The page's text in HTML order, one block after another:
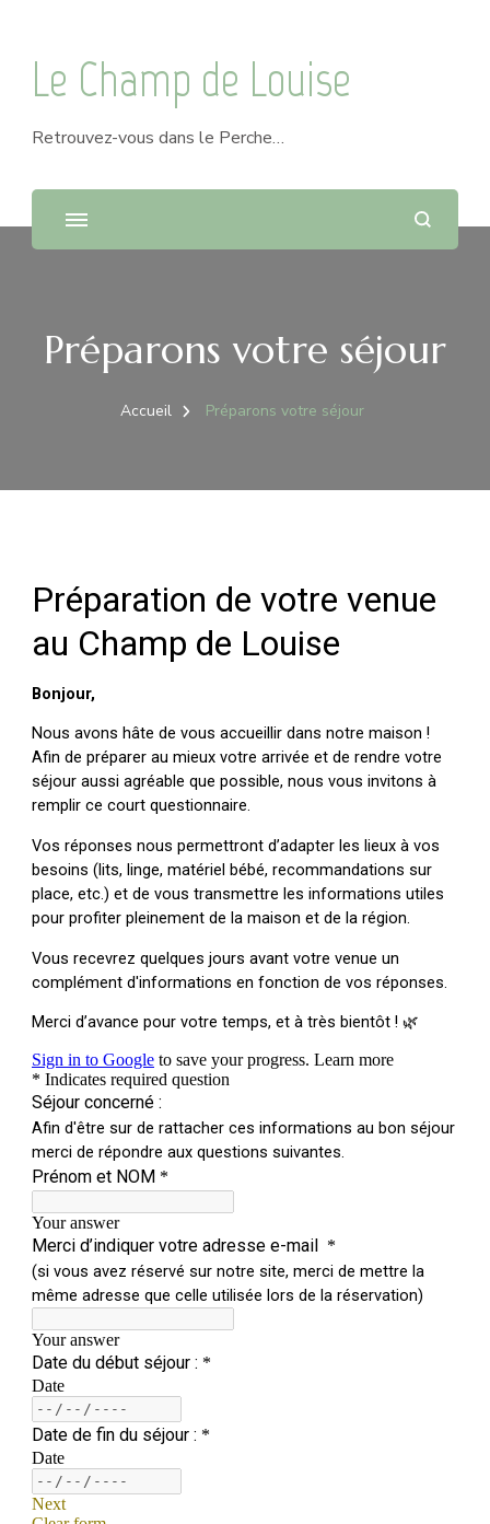
Le Champ de Louise
Retrouvez-vous dans le Perche…
Préparons votre séjour
Accueil Préparons votre séjour